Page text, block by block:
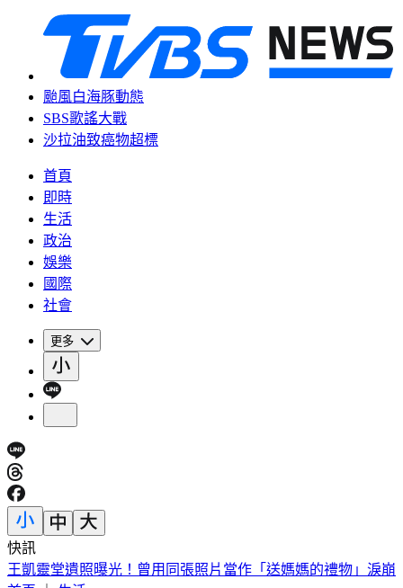
颱風白海豚動態
SBS歌謠大戰
沙拉油致癌物超標
首頁
即時
生活
政治
娛樂
國際
社會
更多
快訊
慈濟買疫苗遭詐10.6億！綠轟「藍白大翻車」點名道歉